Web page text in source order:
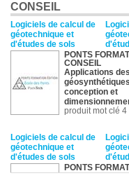
CONSEIL
Logiciels de calcul de
géotechnique et
d'études de sols
PONTS
CONSEIL
Applications des
conception et
produit mot clé 4
Logiciels de calcul de
géotechnique et
d'études de sols
PONTS
CONSEIL